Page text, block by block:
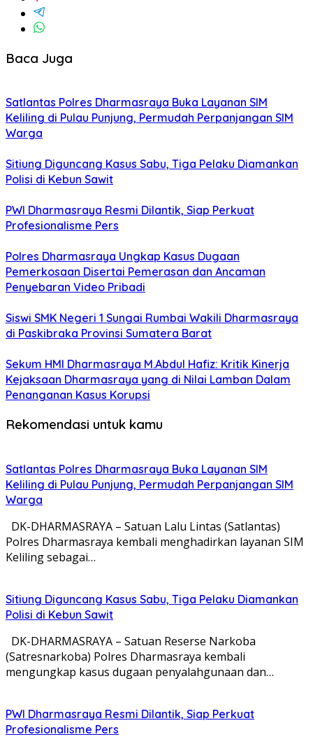
Baca Juga
Satlantas Polres Dharmasraya Buka Layanan SIM
Keliling di Pulau Punjung, Permudah Perpanjangan SIM
Warga
Sitiung Diguncang Kasus Sabu, Tiga Pelaku Diamankan
Polisi di Kebun Sawit
PWI Dharmasraya Resmi Dilantik, Siap Perkuat
Profesionalisme Pers
Polres Dharmasraya Ungkap Kasus Dugaan
Pemerkosaan Disertai Pemerasan dan Ancaman
Penyebaran Video Pribadi
Siswi SMK Negeri 1 Sungai Rumbai Wakili Dharmasraya
di Paskibraka Provinsi Sumatera Barat
Sekum HMI Dharmasraya M.Abdul Hafiz: Kritik Kinerja
Kejaksaan Dharmasraya yang di Nilai Lamban Dalam
Penanganan Kasus Korupsi
Rekomendasi untuk kamu
Satlantas Polres Dharmasraya Buka Layanan SIM
Keliling di Pulau Punjung, Permudah Perpanjangan SIM
Warga
DK-DHARMASRAYA – Satuan Lalu Lintas (Satlantas)
Polres Dharmasraya kembali menghadirkan layanan SIM
Keliling sebagai…
Sitiung Diguncang Kasus Sabu, Tiga Pelaku Diamankan
Polisi di Kebun Sawit
DK-DHARMASRAYA – Satuan Reserse Narkoba
(Satresnarkoba) Polres Dharmasraya kembali
mengungkap kasus dugaan penyalahgunaan dan…
PWI Dharmasraya Resmi Dilantik, Siap Perkuat
Profesionalisme Pers